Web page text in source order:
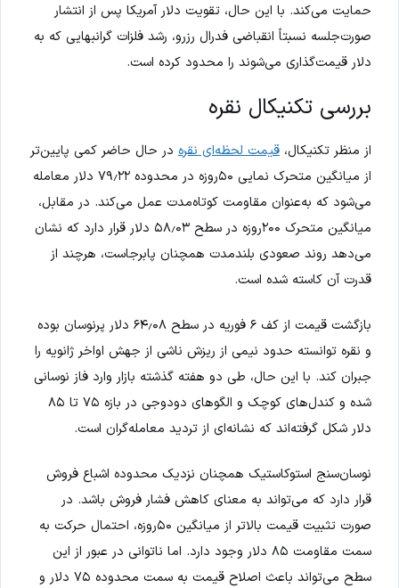
حمایت می‌کند. با این حال، تقویت دلار آمریکا پس از انتشار
صورت‌جلسه نسبتاً انقباضی فدرال رزرو، رشد فلزات گرانبهایی که به
دلار قیمت‌گذاری می‌شوند را محدود کرده است.
بررسی تکنیکال نقره
از منظر تکنیکال، قیمت لحظه‌ای نقره در حال حاضر کمی پایین‌تر
از میانگین متحرک نمایی ۵۰روزه در محدوده ۷۹٫۲۲ دلار معامله
می‌شود که به‌عنوان مقاومت کوتاه‌مدت عمل می‌کند. در مقابل،
میانگین متحرک ۲۰۰روزه در سطح ۵۸٫۰۳ دلار قرار دارد که نشان
می‌دهد روند صعودی بلندمدت همچنان پابرجاست، هرچند از
قدرت آن کاسته شده است.
بازگشت قیمت از کف ۶ فوریه در سطح ۶۴٫۰۸ دلار پرنوسان بوده
و نقره توانسته حدود نیمی از ریزش ناشی از جهش اواخر ژانویه را
جبران کند. با این حال، طی دو هفته گذشته بازار وارد فاز نوسانی
شده و کندل‌های کوچک و الگوهای دودوجی در بازه ۷۵ تا ۸۵
دلار شکل گرفته‌اند که نشانه‌ای از تردید معامله‌گران است.
نوسان‌سنج استوکاستیک همچنان نزدیک محدوده اشباع فروش
قرار دارد که می‌تواند به معنای کاهش فشار فروش باشد. در
صورت تثبیت قیمت بالاتر از میانگین ۵۰روزه، احتمال حرکت به
سمت مقاومت ۸۵ دلار وجود دارد. اما ناتوانی در عبور از این
سطح می‌تواند باعث اصلاح قیمت به سمت محدوده ۷۵ دلار و